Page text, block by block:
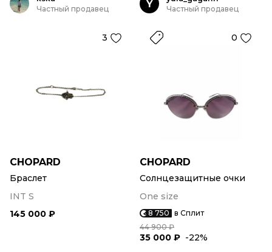
Частный продавец
3
CHOPARD
Браслет
INT S
145 000 ₽
Y
Частный продавец
0
CHOPARD
Солнцезащитные очки
One size
8 750 в Сплит
44 900 ₽
35 000 ₽ -22%